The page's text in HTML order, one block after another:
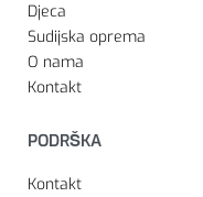
Djeca
Sudijska oprema
O nama
Kontakt
PODRŠKA
Kontakt